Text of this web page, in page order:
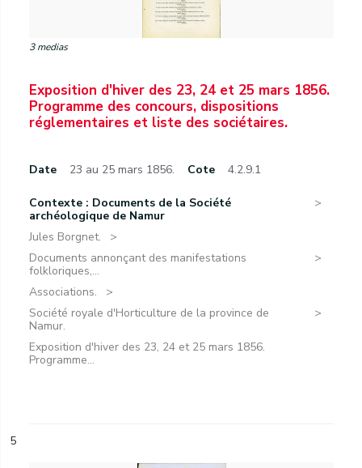
3 medias
Exposition d'hiver des 23, 24 et 25 mars 1856.
Programme des concours, dispositions
réglementaires et liste des sociétaires.
Date 23 au 25 mars 1856. Cote 4.2.9.1
Contexte : Documents de la Société
archéologique de Namur
Jules Borgnet.
Documents annonçant des manifestations
folkloriques,...
Associations.
Société royale d'Horticulture de la province de
Namur.
Exposition d'hiver des 23, 24 et 25 mars 1856.
Programme...
5